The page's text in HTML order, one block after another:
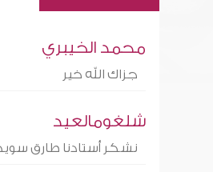
محمد الخيبري
جزاك الله خير
شلغومالعيد
نشكر أستادنا طارق